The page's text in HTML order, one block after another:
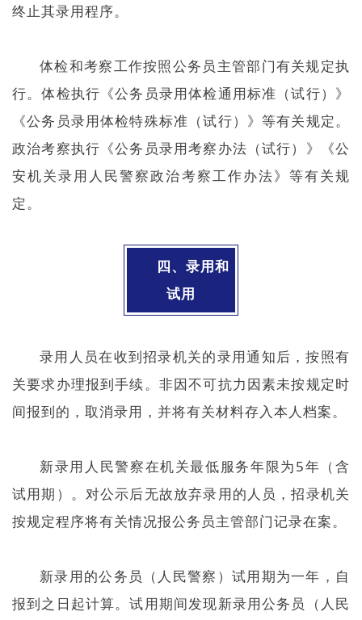
终止其录用程序。
体检和考察工作按照公务员主管部门有关规定执
行。体检执行《公务员录用体检通用标准（试行）》
《公务员录用体检特殊标准（试行）》等有关规定。
政治考察执行《公务员录用考察办法（试行）》《公
安机关录用人民警察政治考察工作办法》等有关规
定。
四、录用和
试用
录用人员在收到招录机关的录用通知后，按照有
关要求办理报到手续。非因不可抗力因素未按规定时
间报到的，取消录用，并将有关材料存入本人档案。
新录用人民警察在机关最低服务年限为5年（含
试用期）。对公示后无故放弃录用的人员，招录机关
按规定程序将有关情况报公务员主管部门记录在案。
新录用的公务员（人民警察）试用期为一年，自
报到之日起计算。试用期间发现新录用公务员（人民